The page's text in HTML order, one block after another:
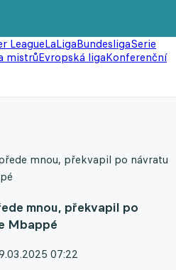
LeagueLaLigaBundesligaSerie
mistrůEvropská ligaKonferenční
mnou, překvapil po návratu
mnou, překvapil po
Mbappé
07:22